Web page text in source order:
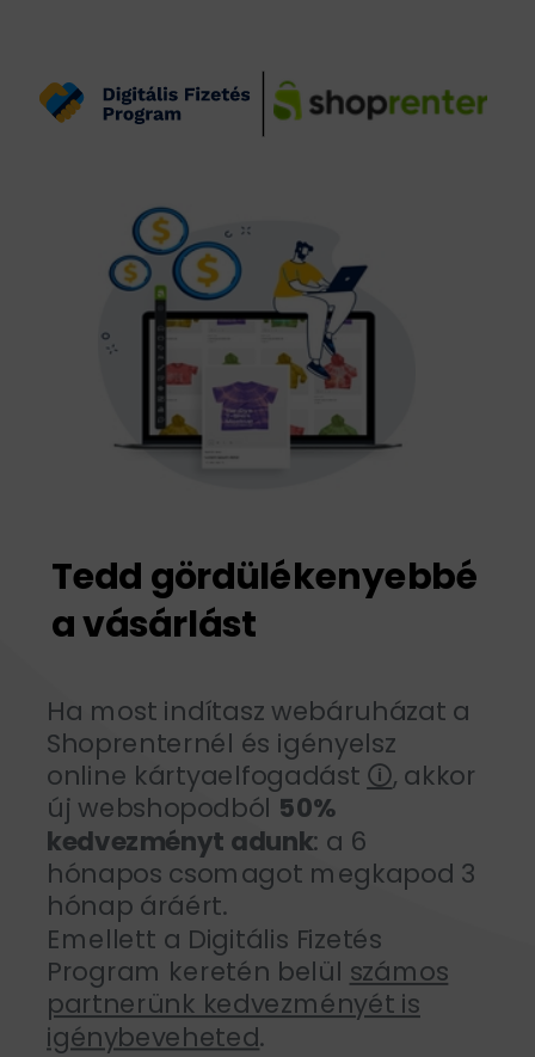
Ha most indítasz webáruházat a
Shoprenternél és igényelsz
online kártyaelfogadást 🛈, akkor
új webshopodból 50%
kedvezményt adunk: a 6
hónapos csomagot megkapod 3
hónap áráért.
Emellett a Digitális Fizetés
Program keretén belül számos
partnerünk kedvezményét is
igénybeveheted.
Tedd gördülékenyebbé
a vásárlást